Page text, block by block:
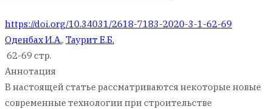
https://doi.org/10.34031/2618-7183-2020-3-1-62-69
Оденбах И.А., Таурит Е.Б.
62-69 стр.
Аннотация
В настоящей статье рассматриваются некоторые новые
современные технологии при строительстве